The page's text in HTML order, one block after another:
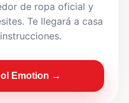
de ropa oficial y
Te llegará a casa
Emotion →